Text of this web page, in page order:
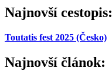
Najnovší cestopis:
Toutatis fest 2025 (Česko)
Najnovší článok: